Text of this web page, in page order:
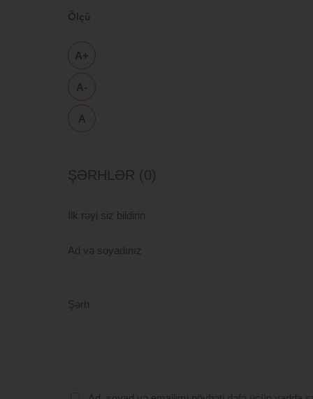
Ölçü
A+
A-
A
ŞƏRHLƏR (0)
İlk rəyi siz bildirin
Ad və soyadınız
Şərh